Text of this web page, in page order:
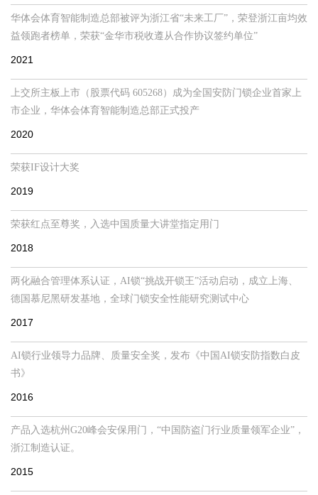
华体会体育智能制造总部被评为浙江省“未来工厂”，荣登浙江亩均效
益领跑者榜单，荣获“金华市税收遵从合作协议签约单位”
2021
上交所主板上市（股票代码 605268）成为全国安防门锁企业首家上
市企业，华体会体育智能制造总部正式投产
2020
荣获IF设计大奖
2019
荣获红点至尊奖，入选中国质量大讲堂指定用门
2018
两化融合管理体系认证，AI锁“挑战开锁王”活动启动，成立上海、
德国慕尼黑研发基地，全球门锁安全性能研究测试中心
2017
AI锁行业领导力品牌、质量安全奖，发布《中国AI锁安防指数白皮
书》
2016
产品入选杭州G20峰会安保用门，“中国防盗门行业质量领军企业”，
浙江制造认证。
2015